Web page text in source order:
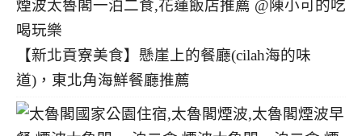
【新北貢寮美食】懸崖上的餐廳(cilah海的味
道)，東北角海鮮餐廳推薦